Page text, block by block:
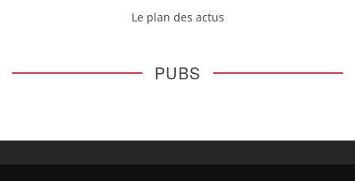
Le plan des actus
PUBS